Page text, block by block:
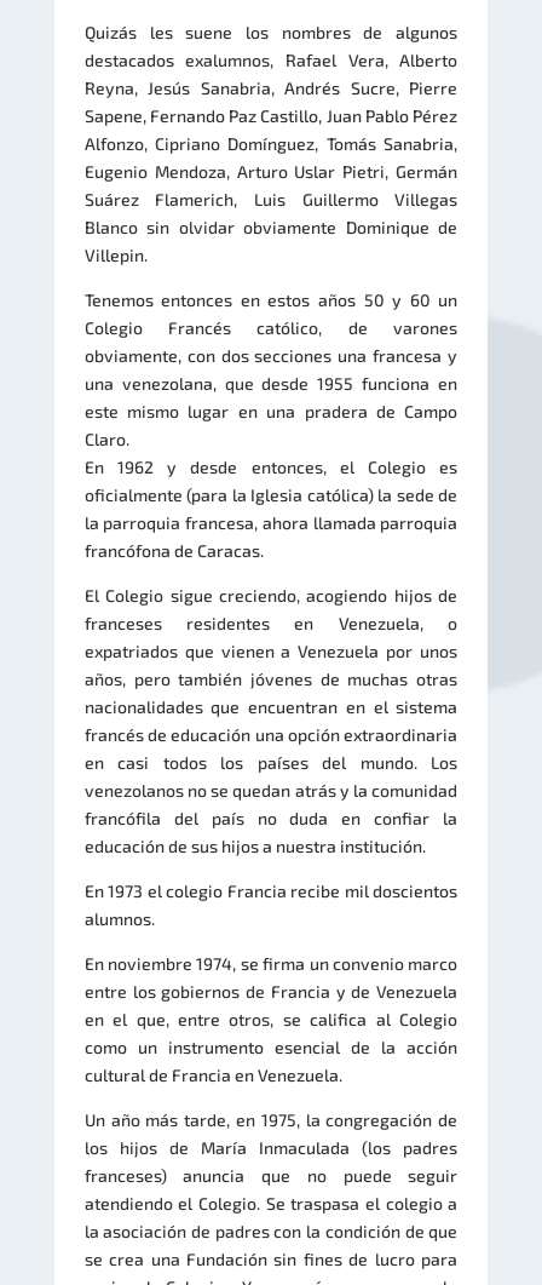
Quizás les suene los nombres de algunos
destacados exalumnos, Rafael Vera, Alberto
Reyna, Jesús Sanabria, Andrés Sucre, Pierre
Sapene, Fernando Paz Castillo, Juan Pablo Pérez
Alfonzo, Cipriano Domínguez, Tomás Sanabria,
Eugenio Mendoza, Arturo Uslar Pietri, Germán
Suárez Flamerich, Luis Guillermo Villegas
Blanco sin olvidar obviamente Dominique de
Villepin.
Tenemos entonces en estos años 50 y 60 un
Colegio Francés católico, de varones
obviamente, con dos secciones una francesa y
una venezolana, que desde 1955 funciona en
este mismo lugar en una pradera de Campo
Claro.
En 1962 y desde entonces, el Colegio es
oficialmente (para la Iglesia católica) la sede de
la parroquia francesa, ahora llamada parroquia
francófona de Caracas.
El Colegio sigue creciendo, acogiendo hijos de
franceses residentes en Venezuela, o
expatriados que vienen a Venezuela por unos
años, pero también jóvenes de muchas otras
nacionalidades que encuentran en el sistema
francés de educación una opción extraordinaria
en casi todos los países del mundo. Los
venezolanos no se quedan atrás y la comunidad
francófila del país no duda en confiar la
educación de sus hijos a nuestra institución.
En 1973 el colegio Francia recibe mil doscientos
alumnos.
En noviembre 1974, se firma un convenio marco
entre los gobiernos de Francia y de Venezuela
en el que, entre otros, se califica al Colegio
como un instrumento esencial de la acción
cultural de Francia en Venezuela.
Un año más tarde, en 1975, la congregación de
los hijos de María Inmaculada (los padres
franceses) anuncia que no puede seguir
atendiendo el Colegio. Se traspasa el colegio a
la asociación de padres con la condición de que
se crea una Fundación sin fines de lucro para